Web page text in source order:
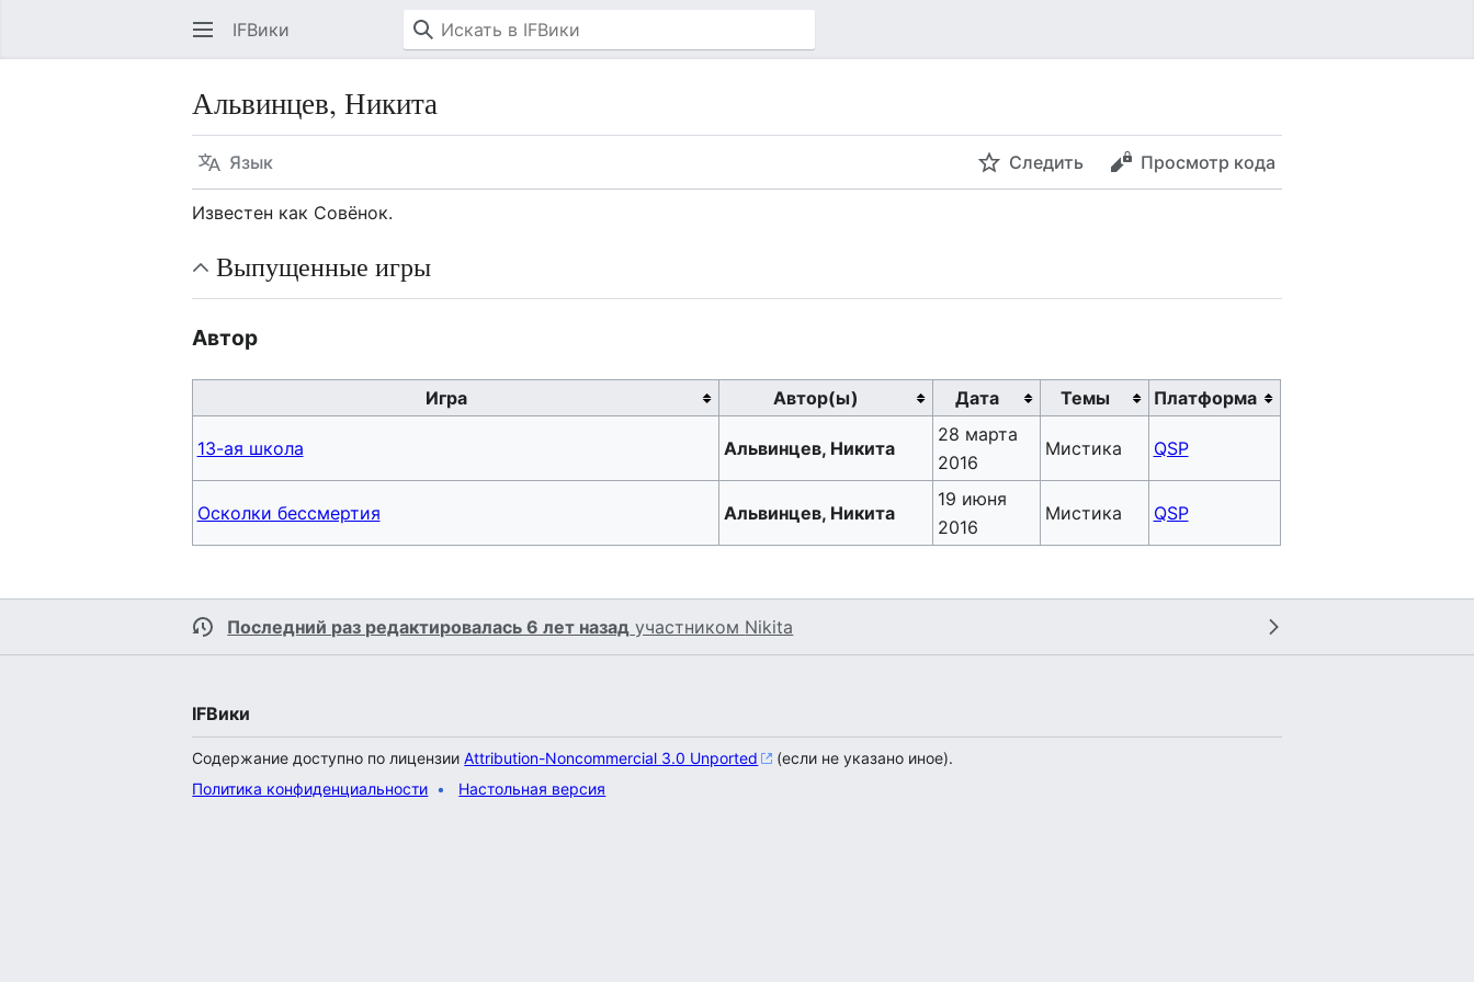
IFВики
Альвинцев, Никита
Язык Следить Просмотр кода
Известен как Совёнок.
Выпущенные игры
Автор
Игра Автор(ы) Дата Темы Платформа
13-ая школа Альвинцев, Никита
28 марта
2016
Мистика QSP
Осколки бессмертия Альвинцев, Никита
19 июня
2016
Мистика QSP
Последний раз редактировалась 6 лет назад участником Nikita
IFВики
Содержание доступно по лицензииAttribution-Noncommercial 3.0 Unported
(если не указано иное).
Политика конфиденциальности
Настольная версия